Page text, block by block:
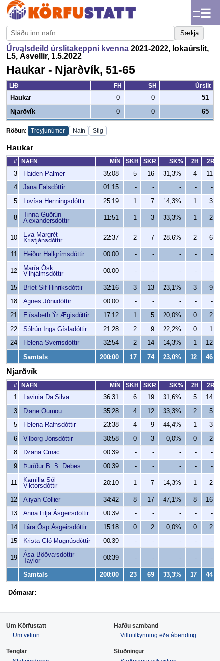
☰
Sækja
Úrvalsdeild úrslitakeppni kvenna 2021-2022, lokaúrslit,
L5, Ásvellir, 1.5.2022
Haukar - Njarðvík, 51-65
LIÐ FH SH
Úrslit
Haukar
0 0
51
Njarðvík
0 0 65
Röðun: Treyjunúmer Nafn Stig
Haukar
# NAFN MÍN SKH SKR SK% 2H
2R
3
Haiden Palmer 35:08 5 16 31,3% 4
11
4
Jana Falsdóttir 01:15 - - - -
-
5
Lovísa Henningsdóttir 25:19 1 7 14,3% 1 3
8
Tinna Guðrún
Alexandersdóttir
11:51 1 3 33,3% 1 2
10
Eva Margrét
Kristjánsdóttir
22:37 2 7 28,6% 2 6
11 Heiður Hallgrímsdóttir 00:00 - - - - -
12
María Ósk
Vilhjálmsdóttir
00:00 - - - - -
15 Bríet Sif Hinriksdóttir 32:16 3 13 23,1% 3
9
18
Agnes Jónudóttir 00:00 - - - -
-
21
Elísabeth Ýr Ægisdóttir 17:12 1 5 20,0% 0
2
22
Sólrún Inga Gísladóttir 21:28 2 9 22,2% 0
1
24
Helena Sverrisdóttir 32:54 2 14 14,3% 1 12
Samtals 200:00 17 74 23,0% 12 46
Njarðvík
# NAFN MÍN SKH SKR SK% 2H
2R
1
Lavinia Da Silva 36:31 6 19 31,6% 5
14
3
Diane Oumou 35:28 4 12 33,3% 2
5
5
Helena Rafnsdóttir 23:38 4 9 44,4% 1
3
6
Vilborg Jónsdóttir 30:58 0 3 0,0% 0
2
8
Dzana Crnac 00:39 - - - -
-
9
Þuríður B. B. Debes 00:39 - - - - -
11
Kamilla Sól
Viktorsdóttir
20:10 1 7 14,3% 1 2
12 Aliyah Collier 34:42 8 17 47,1% 8
16
13
Anna Lilja Ásgeirsdóttir 00:39 - - - -
-
14
Lára Ösp Ásgeirsdóttir 15:18 0 2 0,0% 0
2
15
Krista Gló Magnúsdóttir 00:39 - - - - -
19
Ása Böðvarsdóttir-
Taylor
00:39 - - - - -
Samtals 200:00 23 69 33,3% 17 44
Dómarar:
Um Körfustatt
Um vefinn
Hafðu samband
Villutilkynning eða ábending
Tenglar
Stuðningur